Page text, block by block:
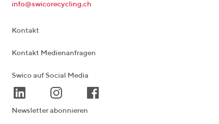
info@swicorecycling.ch
Kontakt
Kontakt Medienanfragen
Swico auf Social Media
Newsletter abonnieren